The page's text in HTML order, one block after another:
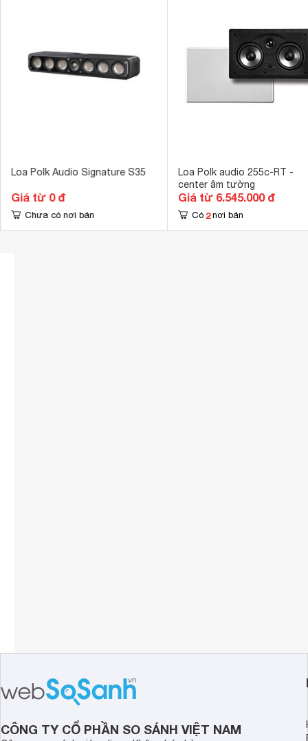
Loa Polk Audio Signature S35
Giá từ 0 đ
Chưa có nơi bán
Loa Polk audio 255c-RT -
center âm tường
Giá từ 6.545.000 đ
Có 2 nơi bán
CÔNG TY CỔ PHẦN SO SÁNH VIỆT NAM